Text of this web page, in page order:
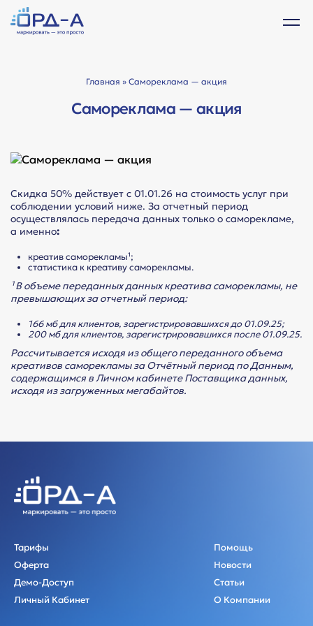
Главная » Самореклама — акция
Самореклама — акция
Скидка 50% действует с 01.01.26 на стоимость услуг при
соблюдении условий ниже. За отчетный период
осуществлялась передача данных только о саморекламе,
а именно:
креатив саморекламы¹;
статистика к креативу саморекламы.
¹ В объеме переданных данных креатива саморекламы, не
превышающих за отчетный период:
166 мб для клиентов, зарегистрировавшихся до 01.09.25;
200 мб для клиентов, зарегистрировавшихся после 01.09.25.
Рассчитывается исходя из общего переданного объема
креативов саморекламы за Отчётный период по Данным,
содержащимся в Личном кабинете Поставщика данных,
исходя из загруженных мегабайтов.
Тарифы
Оферта
Демо-Доступ
Личный Кабинет
Помощь
Новости
Статьи
О Компании